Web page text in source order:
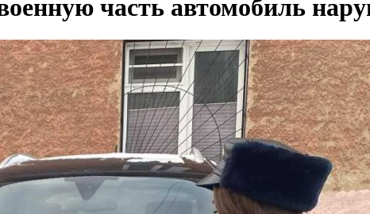
часть автомобиль